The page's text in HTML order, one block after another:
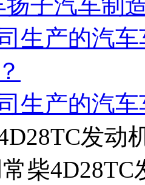
生产的汽
发动
柴